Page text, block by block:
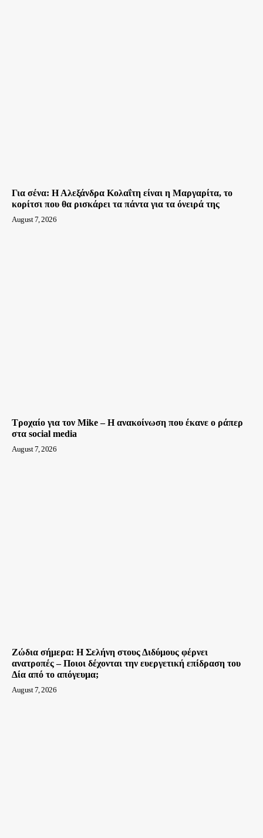
Για σένα: Η Αλεξάνδρα Κολαΐτη είναι η Μαργαρίτα, το
κορίτσι που θα ρισκάρει τα πάντα για τα όνειρά της
August 7, 2026
Τροχαίο για τον Mike – Η ανακοίνωση που έκανε ο ράπερ
στα social media
August 7, 2026
Ζώδια σήμερα: Η Σελήνη στους Διδύμους φέρνει
ανατροπές – Ποιοι δέχονται την ευεργετική επίδραση του
Δία από το απόγευμα;
August 7, 2026